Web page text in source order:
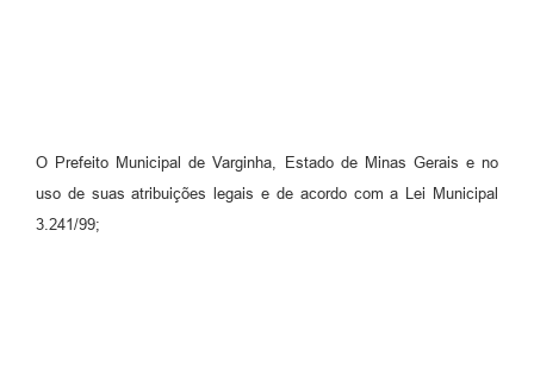
O Prefeito Municipal de Varginha, Estado de Minas Gerais e no
uso de suas atribuições legais e de acordo com a Lei Municipal
3.241/99;